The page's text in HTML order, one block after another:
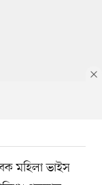
মহিলা ভাইস